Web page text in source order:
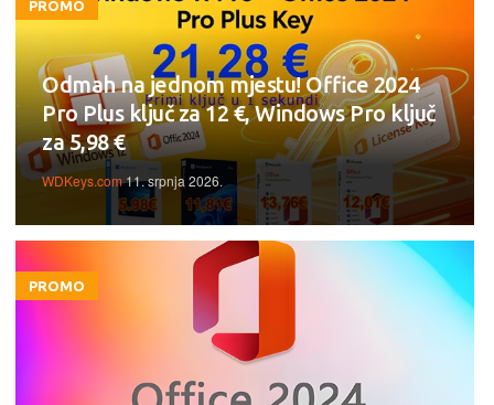
PROMO
Odmah na jednom mjestu! Office 2024
Pro Plus ključ za 12 €, Windows Pro ključ
za 5,98 €
WDKeys.com11. srpnja 2026.
PROMO